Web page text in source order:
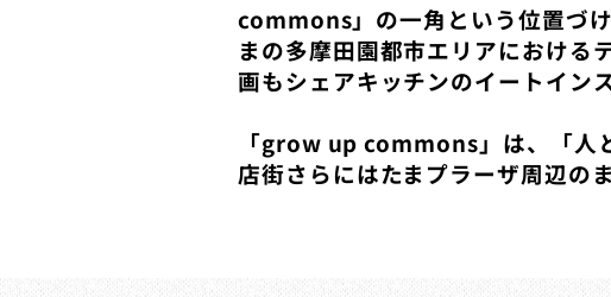
commons」の一角という位置づ
まの多摩田園都市エリアにおける
画もシェアキッチンのイートイン
「grow up commons」は、「人
店街さらにはたまプラーザ周辺の